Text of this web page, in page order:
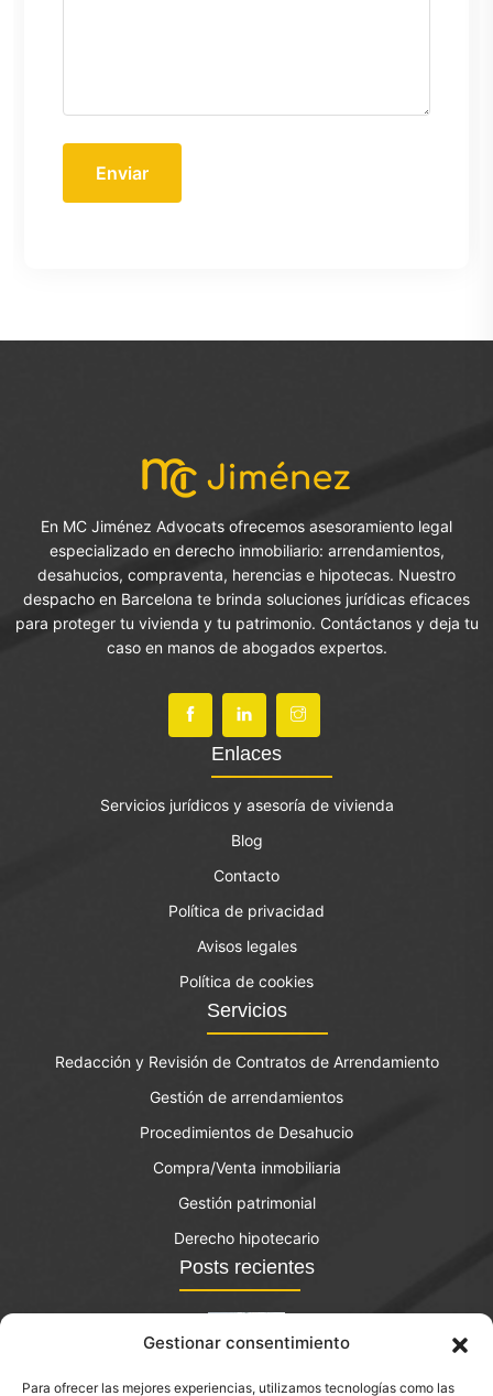
Gestionar consentimiento
Para ofrecer las mejores experiencias, utilizamos tecnologías como las
Enviar
En MC Jiménez Advocats ofrecemos asesoramiento legal
especializado en derecho inmobiliario: arrendamientos,
desahucios, compraventa, herencias e hipotecas. Nuestro
despacho en Barcelona te brinda soluciones jurídicas eficaces
para proteger tu vivienda y tu patrimonio. Contáctanos y deja tu
caso en manos de abogados expertos.
Enlaces
Servicios jurídicos y asesoría de vivienda
Blog
Contacto
Política de privacidad
Avisos legales
Política de cookies
Servicios
Redacción y Revisión de Contratos de Arrendamiento
Gestión de arrendamientos
Procedimientos de Desahucio
Compra/Venta inmobiliaria
Gestión patrimonial
Derecho hipotecario
Posts recientes